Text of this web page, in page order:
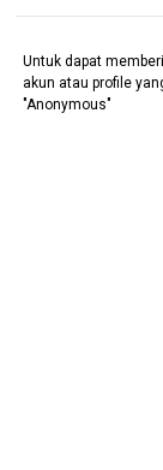
Untuk dapat
akun atau profile
"Anonymous"